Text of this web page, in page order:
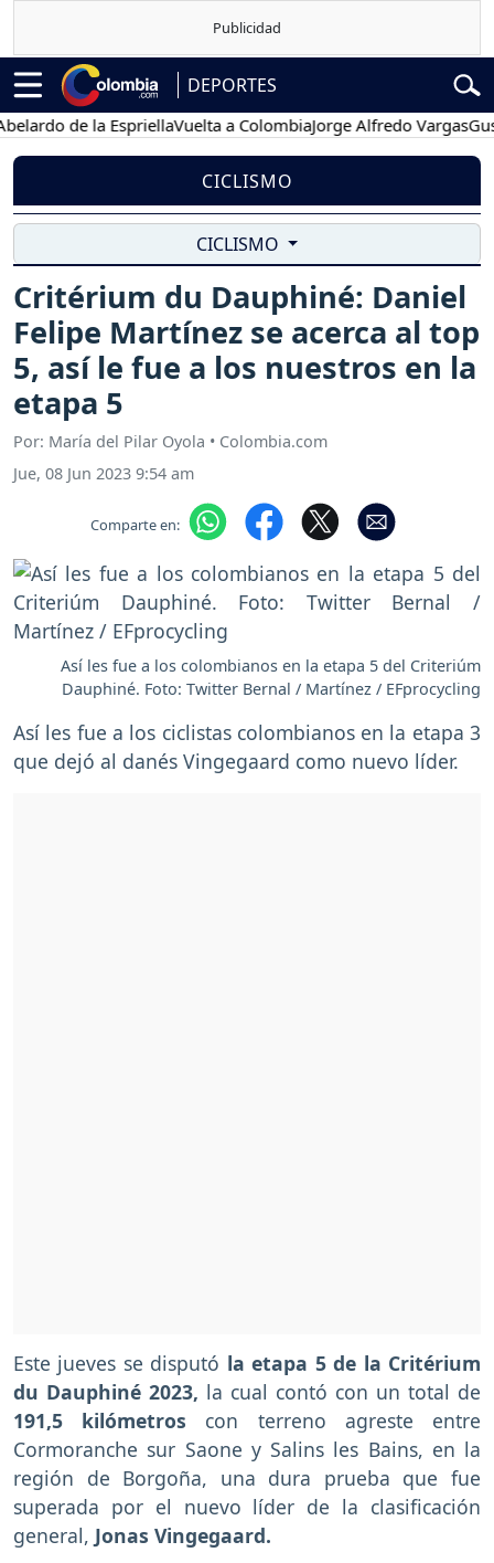
DEPORTES
de la EspriellaVuelta a ColombiaJorge Alfredo Vargas
CICLISMO
CICLISMO
Critérium du Dauphiné: Daniel
Felipe Martínez se acerca al top
5, así le fue a los nuestros en la
etapa 5
Por: María del Pilar Oyola • Colombia.com
Jue, 08 Jun 2023 9:54 am
Comparte en:
Así les fue a los colombianos en la etapa 5 del Criteriúm
Dauphiné. Foto: Twitter Bernal / Martínez / EFprocycling
Así les fue a los ciclistas colombianos en la etapa 3
que dejó al danés Vingegaard como nuevo líder.
Este jueves se disputó la etapa 5 de la Critérium
du Dauphiné 2023, la cual contó con un total de
191,5 kilómetros con terreno agreste entre
Cormoranche sur Saone y Salins les Bains, en la
región de Borgoña, una dura prueba que fue
superada por el nuevo líder de la clasificación
general, Jonas Vingegaard.